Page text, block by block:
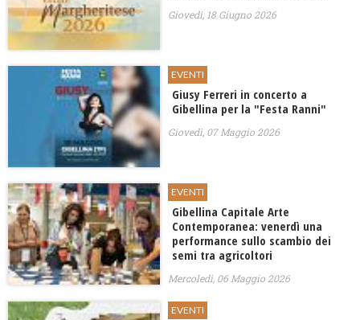
Giovedì, 18 Giugno 2026
EVENTI
Giusy Ferreri in concerto a
Gibellina per la "Festa Ranni"
Giovedì, 07 Maggio 2026
EVENTI
Gibellina Capitale Arte
Contemporanea: venerdì una
performance sullo scambio dei
semi tra agricoltori
Mercoledì, 06 Maggio 2026
EVENTI